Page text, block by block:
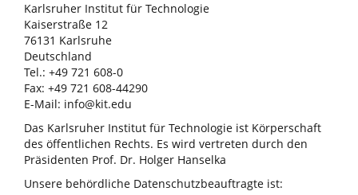
Karlsruher Institut für Technologie
Kaiserstraße 12
76131 Karlsruhe
Deutschland
Tel.: +49 721 608-0
Fax: +49 721 608-44290
E-Mail: info@kit.edu
Das Karlsruher Institut für Technologie ist Körperschaft
des öffentlichen Rechts. Es wird vertreten durch den
Präsidenten Prof. Dr. Holger Hanselka
Unsere behördliche Datenschutzbeauftragte ist: